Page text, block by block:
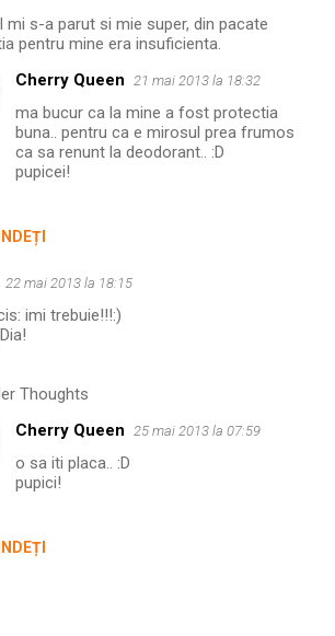
mi s-a parut si mie super, din pacate
pentru mine era insuficienta.
Cherry Queen 21 mai 2013 la 18:32
ma bucur ca la mine a fost protectia
buna.. pentru ca e mirosul prea frumos
ca sa renunt la deodorant.. :D
pupicei!
22 mai 2013 la 18:15
imi trebuie!!!:)
Thoughts
Cherry Queen 25 mai 2013 la 07:59
o sa iti placa.. :D
pupici!